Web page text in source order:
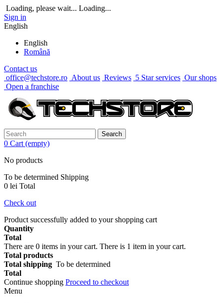
Loading, please wait... Loading...
Sign in
English
English
Română
Contact us
office@techstore.ro About us Reviews 5 Star services Our shops
Open a franchise
Search
0 Cart (empty)
No products
To be determined Shipping
0 lei Total
Check out
Product successfully added to your shopping cart
Quantity
Total
There are 0 items in your cart. There is 1 item in your cart.
Total products
Total shipping To be determined
Total
Continue shopping Proceed to checkout
Menu